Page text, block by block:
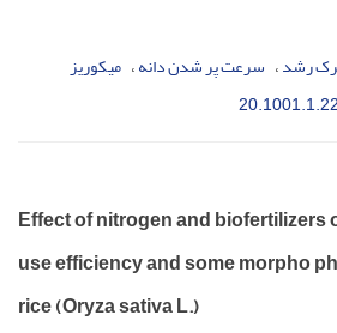
رشد سرعت پر شدن دانه میکوریز
Effect of nitrogen and biofertilizers
use efficiency and some morpho
rice (Oryza sativa L.)